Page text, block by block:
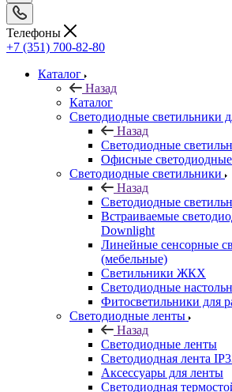
Телефоны
+7 (351) 700-82-80
Каталог
Назад
Каталог
Светодиодные светильники
Назад
Светодиодные
Офисные
Светодиодные светильники
Назад
Светодиодные
Встраиваемые
Downlight
Линейные сенсорные
(мебельные)
Светильники ЖКХ
Светодиодные
Фитосветильники для
Светодиодные ленты
Назад
Светодиодные ленты
Светодиодная лента
Аксессуары для ленты
Светодиодная